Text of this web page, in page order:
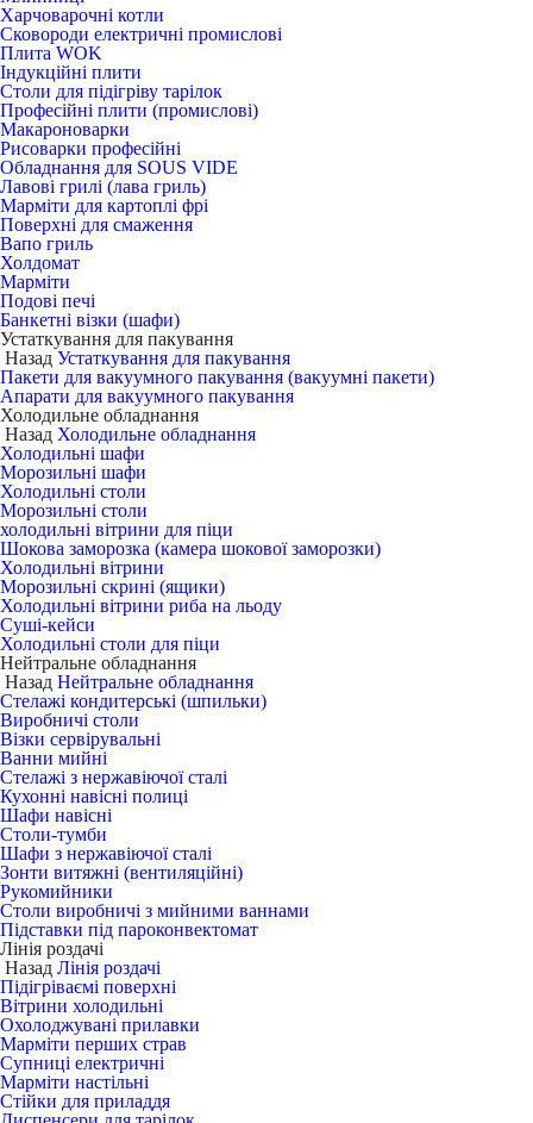
Харчоварочні котли
Сковороди електричні промислові
Плита WOK
Індукційні плити
Столи для підігріву тарілок
Професійні плити (промислові)
Макароноварки
Рисоварки професійні
Обладнання для SOUS VIDE
Лавові грилі (лава гриль)
Марміти для картоплі фрі
Поверхні для смаження
Вапо гриль
Холдомат
Марміти
Подові печі
Банкетні візки (шафи)
Устаткування для пакування
Назад Устаткування для пакування
Пакети для вакуумного пакування (вакуумні пакети)
Апарати для вакуумного пакування
Холодильне обладнання
Назад Холодильне обладнання
Холодильні шафи
Морозильні шафи
Холодильні столи
Морозильні столи
холодильні вітрини для піци
Шокова заморозка (камера шокової заморозки)
Холодильні вітрини
Морозильні скрині (ящики)
Холодильні вітрини риба на льоду
Суші-кейси
Холодильні столи для піци
Нейтральне обладнання
Назад Нейтральне обладнання
Стелажі кондитерські (шпильки)
Виробничі столи
Візки сервірувальні
Ванни мийні
Стелажі з нержавіючої сталі
Кухонні навісні полиці
Шафи навісні
Столи-тумби
Шафи з нержавіючої сталі
Зонти витяжні (вентиляційні)
Рукомийники
Столи виробничі з мийними ваннами
Підставки під пароконвектомат
Лінія роздачі
Назад Лінія роздачі
Підігріваємі поверхні
Вітрини холодильні
Охолоджувані прилавки
Марміти перших страв
Супниці електричні
Марміти настільні
Стійки для приладдя